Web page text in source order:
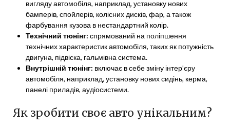
вигляду автомобіля, наприклад, установку нових
бамперів, спойлерів, колісних дисків, фар, а також
фарбування кузова в нестандартний колір.
Технічний тюнінг: спрямований на поліпшення
технічних характеристик автомобіля, таких як потужність
двигуна, підвіска, гальмівна система.
Внутрішній тюнінг: включає в себе зміну інтер’єру
автомобіля, наприклад, установку нових сидінь, керма,
панелі приладів, аудіосистеми.
Як зробити своє авто унікальним?